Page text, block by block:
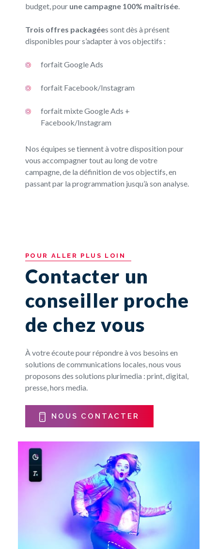
budget, pour une campagne 100% maîtrisée.
Trois offres packagées sont dès à présent
disponibles pour s’adapter à vos objectifs :
forfait Google Ads
forfait Facebook/Instagram
forfait mixte Google Ads +
Facebook/Instagram
Nos équipes se tiennent à votre disposition pour
vous accompagner tout au long de votre
campagne, de la définition de vos objectifs, en
passant par la programmation jusqu’à son analyse.
POUR ALLER PLUS LOIN
Contacter un
conseiller proche
de chez vous
À votre écoute pour répondre à vos besoins en
solutions de communications locales, nous vous
proposons des solutions plurimedia : print, digital,
presse, hors media.
NOUS CONTACTER